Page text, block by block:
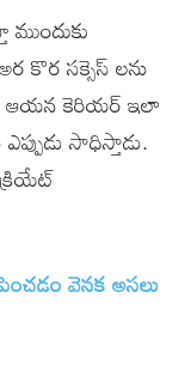
కొర సక్సెస్ లను
ఆయన కెరియర్ ఇలా
సాధిస్తాడు.
వెనక అసలు